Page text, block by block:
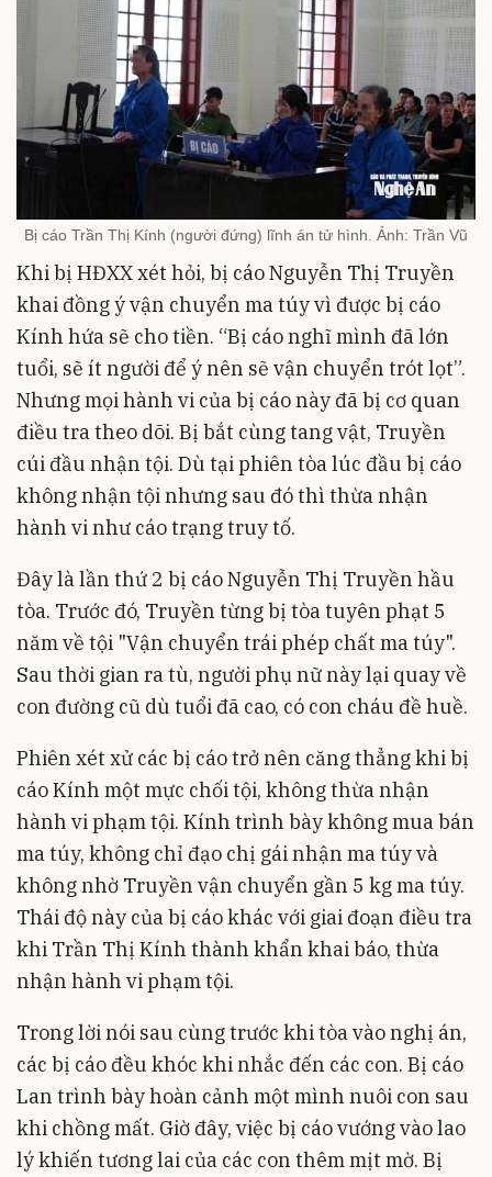
Bị cáo Trần Thị Kính (người đứng) lĩnh án tử hình. Ảnh: Trần Vũ
Khi bị HĐXX xét hỏi, bị cáo Nguyễn Thị Truyền
khai đồng ý vận chuyển ma túy vì được bị cáo
Kính hứa sẽ cho tiền. “Bị cáo nghĩ mình đã lớn
tuổi, sẽ ít người để ý nên sẽ vận chuyển trót lọt”.
Nhưng mọi hành vi của bị cáo này đã bị cơ quan
điều tra theo dõi. Bị bắt cùng tang vật, Truyền
cúi đầu nhận tội. Dù tại phiên tòa lúc đầu bị cáo
không nhận tội nhưng sau đó thì thừa nhận
hành vi như cáo trạng truy tố.
Đây là lần thứ 2 bị cáo Nguyễn Thị Truyền hầu
tòa. Trước đó, Truyền từng bị tòa tuyên phạt 5
năm về tội "Vận chuyển trái phép chất ma túy".
Sau thời gian ra tù, người phụ nữ này lại quay về
con đường cũ dù tuổi đã cao, có con cháu đề huề.
Phiên xét xử các bị cáo trở nên căng thẳng khi bị
cáo Kính một mực chối tội, không thừa nhận
hành vi phạm tội. Kính trình bày không mua bán
ma túy, không chỉ đạo chị gái nhận ma túy và
không nhờ Truyền vận chuyển gần 5 kg ma túy.
Thái độ này của bị cáo khác với giai đoạn điều tra
khi Trần Thị Kính thành khẩn khai báo, thừa
nhận hành vi phạm tội.
Trong lời nói sau cùng trước khi tòa vào nghị án,
các bị cáo đều khóc khi nhắc đến các con. Bị cáo
Lan trình bày hoàn cảnh một mình nuôi con sau
khi chồng mất. Giờ đây, việc bị cáo vướng vào lao
lý khiến tương lai của các con thêm mịt mờ. Bị